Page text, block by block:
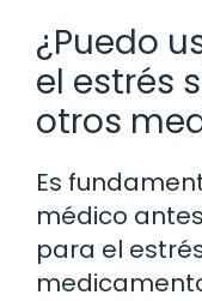
¿Puedo
el estrés
otros
Es
médico
para el